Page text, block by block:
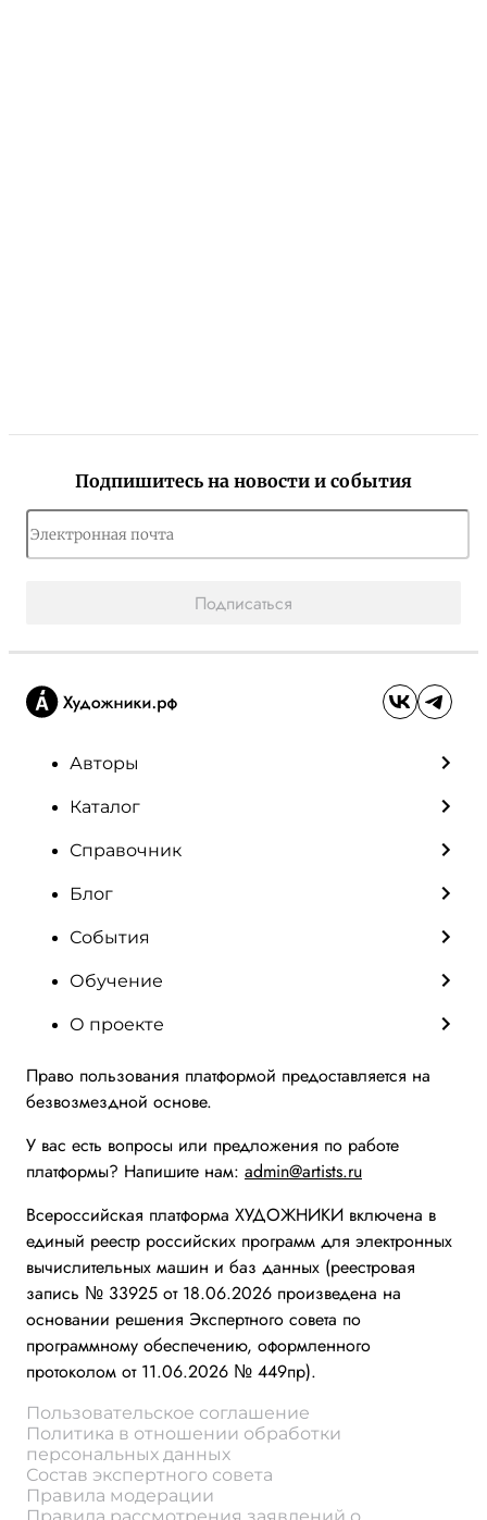
Подпишитесь на новости и события
Подписаться
Авторы
Каталог
Справочник
Блог
События
Обучение
О проекте
Право пользования платформой предоставляется на
безвозмездной основе.
У вас есть вопросы или предложения по работе
платформы? Напишите нам: admin@artists.ru
Всероссийская платформа ХУДОЖНИКИ включена в
единый реестр российских программ для электронных
вычислительных машин и баз данных (реестровая
запись № 33925 от 18.06.2026 произведена на
основании решения Экспертного совета по
программному обеспечению, оформленного
протоколом от 11.06.2026 № 449пр).
Пользовательское соглашение
Политика в отношении обработки
персональных данных
Состав экспертного совета
Правила модерации